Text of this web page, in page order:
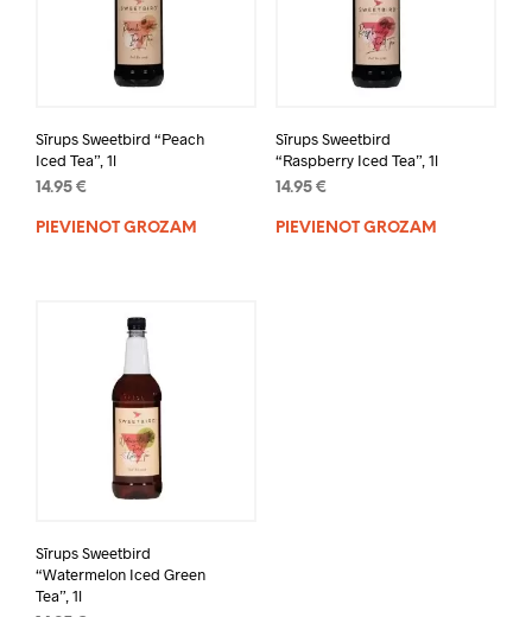
Sīrups Sweetbird “Peach
Iced Tea”, 1l
14.95 €
PIEVIENOT GROZAM
Sīrups Sweetbird
“Raspberry Iced Tea”, 1l
14.95 €
PIEVIENOT GROZAM
Sīrups Sweetbird
“Watermelon Iced Green
Tea”, 1l